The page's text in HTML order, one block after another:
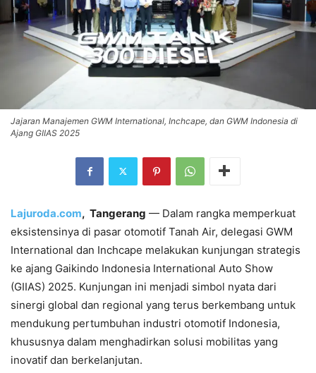
Jajaran Manajemen GWM International, Inchcape, dan GWM Indonesia di
Ajang GIIAS 2025
Lajuroda.com, Tangerang — Dalam rangka memperkuat
eksistensinya di pasar otomotif Tanah Air, delegasi GWM
International dan Inchcape melakukan kunjungan strategis
ke ajang Gaikindo Indonesia International Auto Show
(GIIAS) 2025. Kunjungan ini menjadi simbol nyata dari
sinergi global dan regional yang terus berkembang untuk
mendukung pertumbuhan industri otomotif Indonesia,
khususnya dalam menghadirkan solusi mobilitas yang
inovatif dan berkelanjutan.